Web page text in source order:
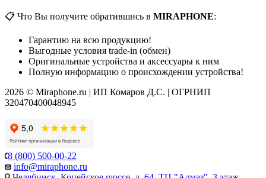
📋 Что Вы получите обратившись в MIRAPHONE:
Гарантию на всю продукцию!
Выгодные условия trade-in (обмен)
Оригинальные устройства и аксессуары к ним
Полную информацию о происхождении устройства!
2026 © Miraphone.ru | ИП Комаров Д.С. | ОГРНИП
320470400048945
8 (800) 500-00-22
info@miraphone.ru